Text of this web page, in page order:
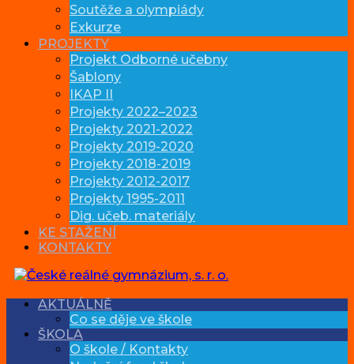
Soutěže a olympiády
Exkurze
PROJEKTY
Projekt Odborné učebny
Šablony
IKAP II
Projekty 2022–2023
Projekty 2021-2022
Projekty 2019-2020
Projekty 2018-2019
Projekty 2012-2017
Projekty 1995-2011
Dig. učeb. materiály
KE STAŽENÍ
KONTAKTY
AKTUÁLNĚ
Co se děje ve škole
ŠKOLA
O škole / Kontakty